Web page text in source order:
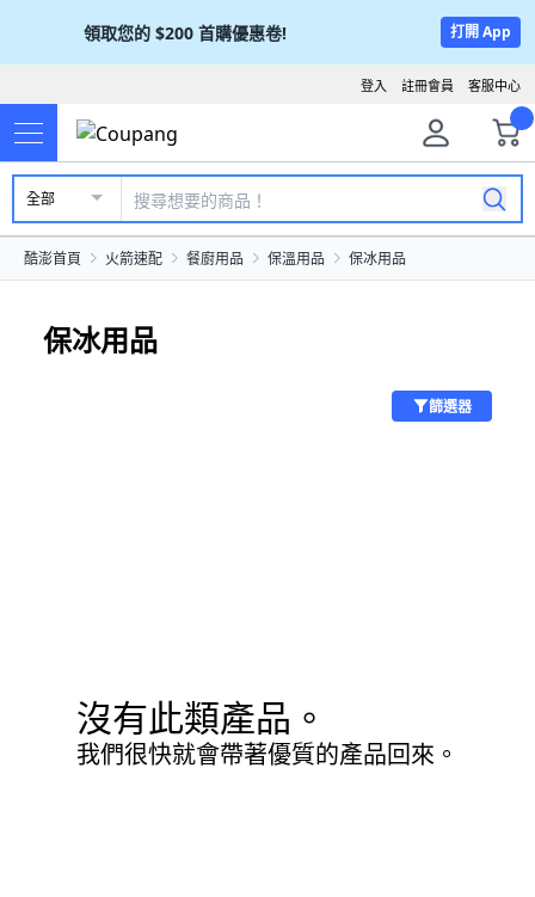
領取您的 $200 首購優惠卷! 打開 App
客服中心
註冊會員
登入
全部
酷澎首頁 火箭速配 餐廚用品 保溫用品 保冰用品
保冰用品
篩選器
沒有此類產品。
我們很快就會帶著優質的產品回來。